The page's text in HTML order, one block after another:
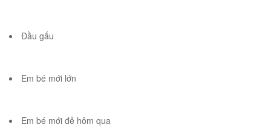
Đầu gấu
Em bé mới lớn
Em bé mới đẻ hôm qua